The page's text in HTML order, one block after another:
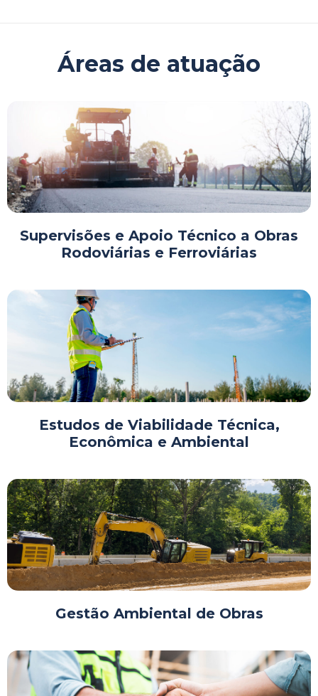
Áreas de atuação
Supervisões e Apoio Técnico a Obras
Rodoviárias e Ferroviárias
Estudos de Viabilidade Técnica,
Econômica e Ambiental
Gestão Ambiental de Obras